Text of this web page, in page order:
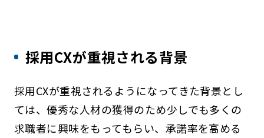
採用CXが重視される背景
採用CXが重視されるようになってきた背景とし
ては、優秀な人材の獲得のため少しでも多くの
求職者に興味をもってもらい、承諾率を高める